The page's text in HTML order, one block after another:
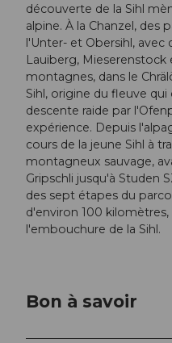
découverte de la Sihl
alpine. À la Chanzel, des
l'Unter- et Obersihl,
Lauiberg,
montagnes, dans le
Sihl, origine du fleuve qui
descente raide par
expérience. Depuis
cours de la jeune Sihl à
montagneux sauvage,
Gripschli jusqu'à Studen
des sept étapes du
d'environ 100 kilomètres,
l'embouchure de la Sihl.
Bon à savoir